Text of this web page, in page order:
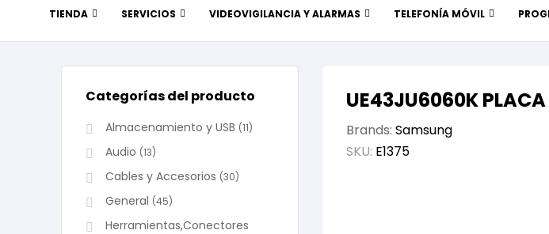
TIENDA SERVICIOS VIDEOVIGILANCIA Y ALARMAS TELEFONÍA MÓVIL
UE43JU6060K
Brands: Samsung
SKU: E1375
Categorías del producto
Almacenamiento y USB (11)
Audio (13)
Cables y Accesorios (30)
General (45)
Herramientas,Conectores